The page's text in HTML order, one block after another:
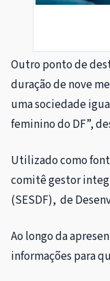
Outro ponto de
duração de nove
uma sociedade
feminino do DF”,
Utilizado como
comitê gestor
(SESDF), de
Ao longo da
informações para